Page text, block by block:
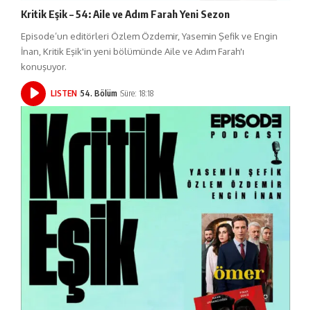
Kritik Eşik – 54: Aile ve Adım Farah Yeni Sezon
Episode’un editörleri Özlem Özdemir, Yasemin Şefik ve Engin
İnan, Kritik Eşik'in yeni bölümünde Aile ve Adım Farah'ı
konuşuyor.
LISTEN 54. Bölüm Süre: 18:18